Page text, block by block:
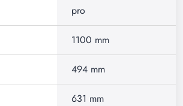
pro
1100 mm
494 mm
631 mm